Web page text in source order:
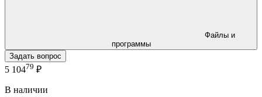
программы
Задать вопрос
5 10479 ₽
В наличии